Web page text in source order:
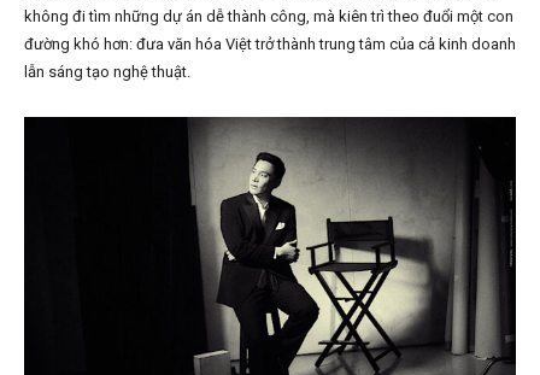
không đi tìm những dự án dễ thành công, mà kiên trì theo đuổi một con
đường khó hơn: đưa văn hóa Việt trở thành trung tâm của cả kinh doanh
lẫn sáng tạo nghệ thuật.